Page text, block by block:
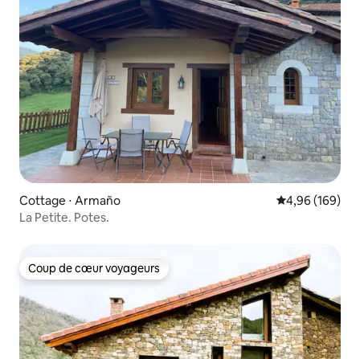
Cottage ⋅ Armaño Évaluation
4,96 (169)
La Petite. Potes.
Coup de cœur voyageurs
Coup de cœur voyageurs